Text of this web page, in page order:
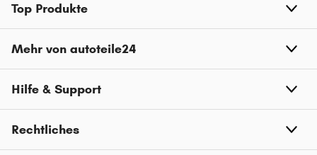
Top Produkte
Mehr von autoteile24
Hilfe & Support
Rechtliches